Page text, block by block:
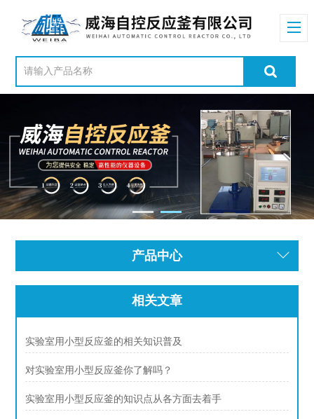
产品中心
相关文章
实验室用小型反应釜的相关知识普及
对实验室用小型反应釜你了解吗？
实验室用小型反应釜的知识点从各方面去着手